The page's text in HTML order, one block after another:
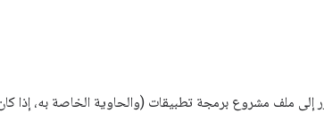
ملف مشروع برمجة تطبيقات (والحاوية الخاصة به، إذا